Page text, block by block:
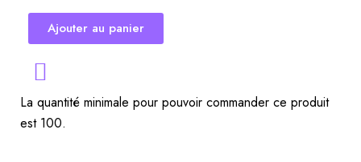
Ajouter au panier
La quantité minimale pour pouvoir commander ce produit
est 100.